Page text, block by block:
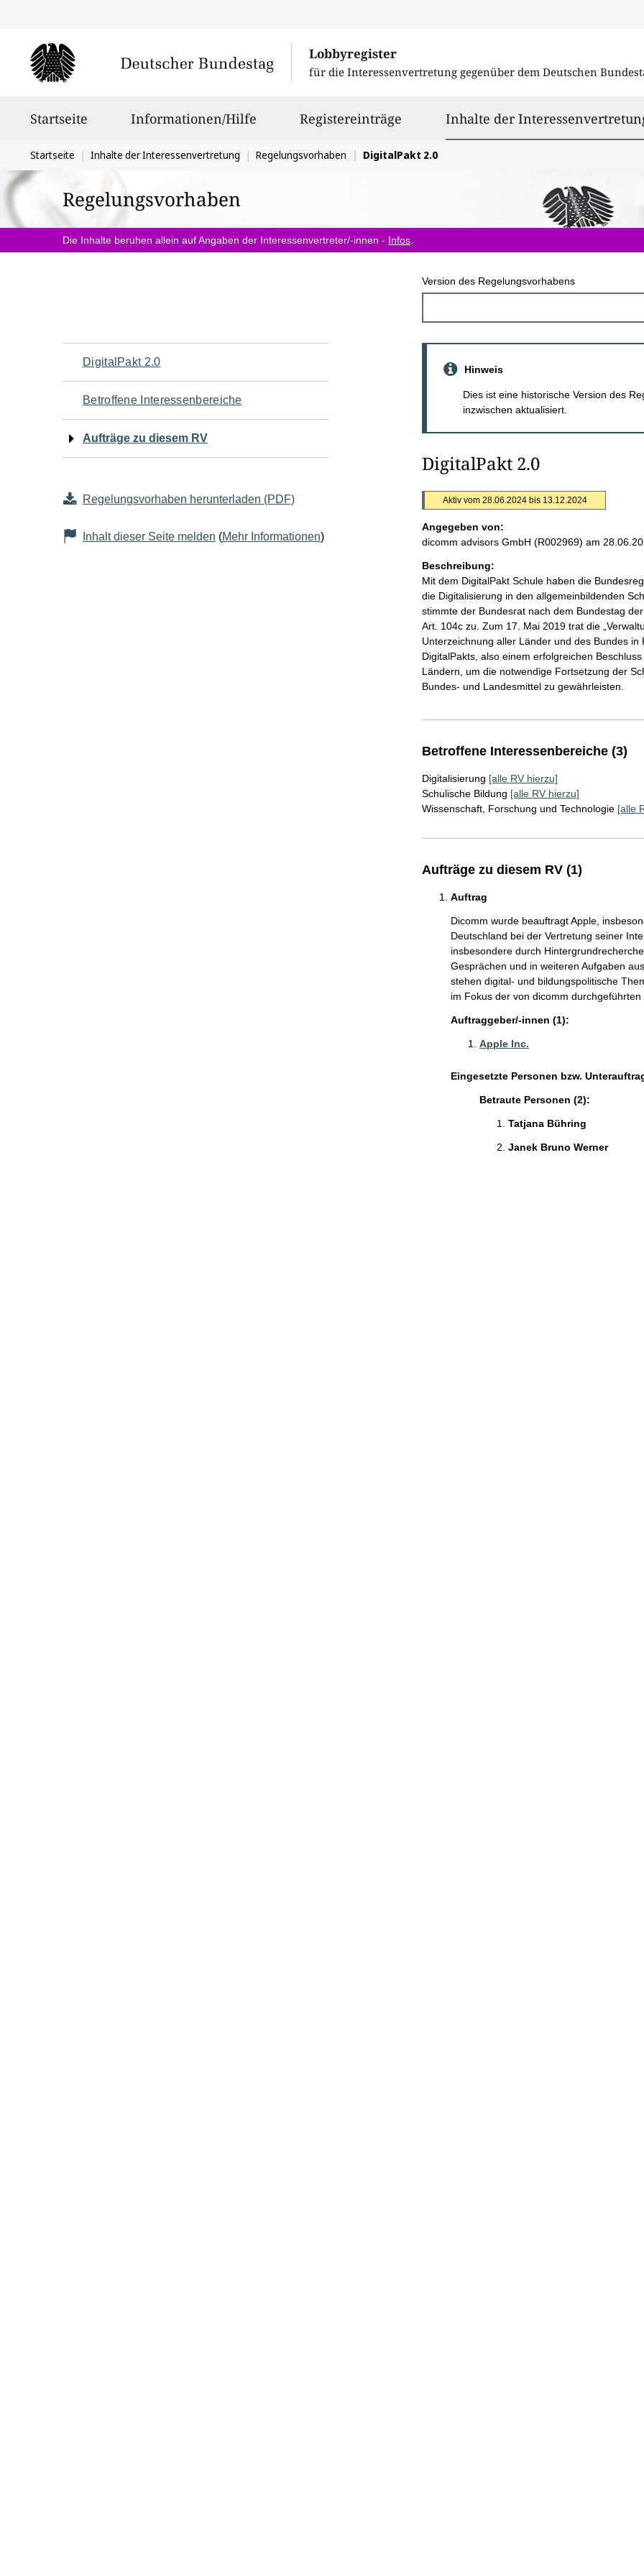
Lobbyregister
für die Interessenvertretung gegenüber dem Deutschen
Startseite Informationen/Hilfe Registereinträge Inhalte der
Sie
befinden
sich
hier:
Startseite Inhalte der Interessenvertretung Regelungsvorhaben DigitalPakt 2.0
Regelungsvorhaben
Die Inhalte beruhen allein auf Angaben der Interessenvertreter/-innen - Infos
Version des Regelungsvorhabens
Navigation
für
den
Seiteninhalt
DigitalPakt 2.0
Betroffene Interessenbereiche
Aufträge zu diesem RV
Regelungsvorhaben herunterladen (PDF)
Inhalt dieser Seite melden (Mehr Informationen)
Hinweis
Dies ist eine historische Version des
inzwischen aktualisiert.
DigitalPakt 2.0
Aktiv vom 28.06.2024 bis 13.12.2024
Angegeben von:
dicomm advisors GmbH (R002969) am
Beschreibung:
Mit dem DigitalPakt Schule haben die
die Digitalisierung in den allgemeinbildenden
stimmte der Bundesrat nach dem Bundestag
Art. 104c zu. Zum 17. Mai 2019 trat die
Unterzeichnung aller Länder und des Bundes
DigitalPakts, also einem erfolgreichen
Ländern, um die notwendige Fortsetzung der
Bundes- und Landesmittel zu gewährleisten.
Betroffene Interessenbereiche (3)
Digitalisierung [alle RV hierzu]
Schulische Bildung [alle RV hierzu]
Wissenschaft, Forschung und Technologie [alle
Aufträge zu diesem RV (1)
Auftrag
Dicomm wurde beauftragt Apple,
Deutschland bei der Vertretung seiner
insbesondere durch
Gesprächen und in weiteren Aufgaben
stehen digital- und bildungspolitische
im Fokus der von dicomm
Auftraggeber/-innen (1):
Apple Inc.
Eingesetzte Personen bzw.
Betraute Personen (2):
Tatjana Bühring
Janek Bruno Werner